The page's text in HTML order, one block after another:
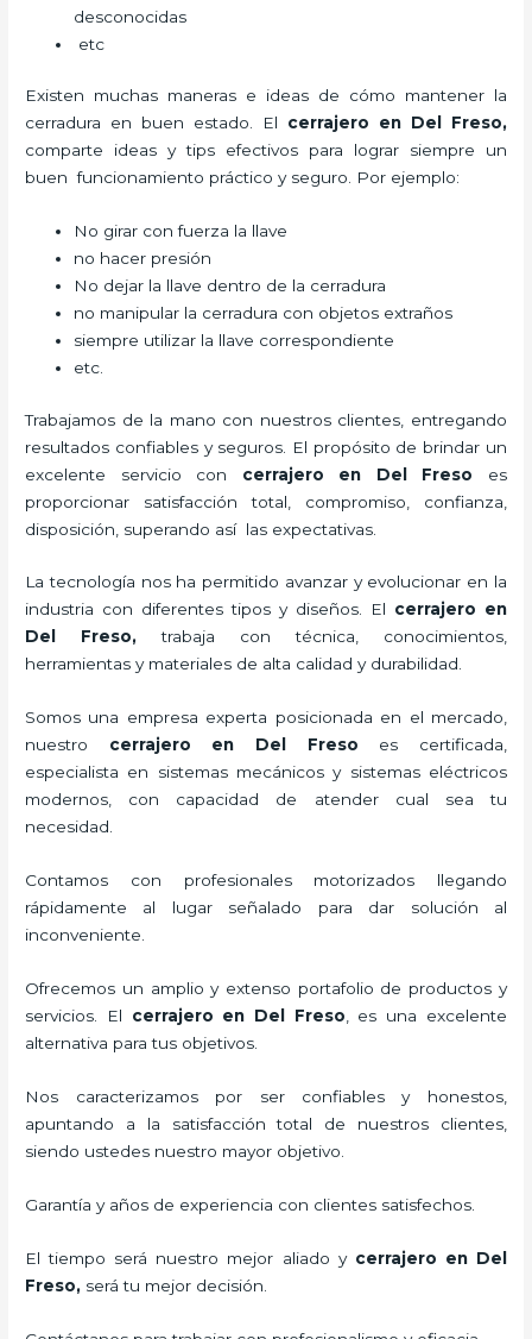
desconocidas
etc
Existen muchas maneras e ideas de cómo mantener la
cerradura en buen estado. El cerrajero en Del Freso,
comparte ideas y tips efectivos para lograr siempre un
buen funcionamiento práctico y seguro. Por ejemplo:
No girar con fuerza la llave
no hacer presión
No dejar la llave dentro de la cerradura
no manipular la cerradura con objetos extraños
siempre utilizar la llave correspondiente
etc.
Trabajamos de la mano con nuestros clientes, entregando
resultados confiables y seguros. El propósito de brindar un
excelente servicio con cerrajero en Del Freso es
proporcionar satisfacción total, compromiso, confianza,
disposición, superando así las expectativas.
La tecnología nos ha permitido avanzar y evolucionar en la
industria con diferentes tipos y diseños. El cerrajero en
Del Freso,trabaja con técnica, conocimientos,
herramientas y materiales de alta calidad y durabilidad.
Somos una empresa experta posicionada en el mercado,
nuestro cerrajero en Del Freso es certificada,
especialista en sistemas mecánicos y sistemas eléctricos
modernos, con capacidad de atender cual sea tu
necesidad.
Contamos con profesionales motorizados llegando
rápidamente al lugar señalado para dar solución al
inconveniente.
Ofrecemos un amplio y extenso portafolio de productos y
servicios. El cerrajero en Del Freso , es una excelente
alternativa para tus objetivos.
Nos caracterizamos por ser confiables y honestos,
apuntando a la satisfacción total de nuestros clientes,
siendo ustedes nuestro mayor objetivo.
Garantía y años de experiencia con clientes satisfechos.
El tiempo será nuestro mejor aliado y cerrajero en Del
Freso, será tu mejor decisión.